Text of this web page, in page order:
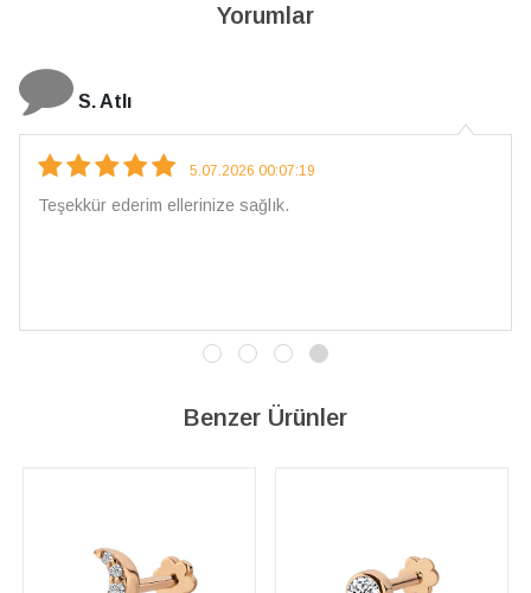
Yorumlar
Çarpıcı ve olağanüstü bir işçilikle
Benzer Ürünler